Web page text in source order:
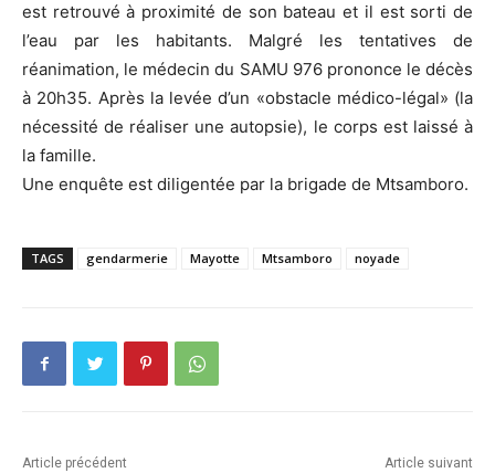
est retrouvé à proximité de son bateau et il est sorti de
l’eau par les habitants. Malgré les tentatives de
réanimation, le médecin du SAMU 976 prononce le décès
à 20h35. Après la levée d’un «obstacle médico-légal» (la
nécessité de réaliser une autopsie), le corps est laissé à
la famille.
Une enquête est diligentée par la brigade de Mtsamboro.
TAGS gendarmerie Mayotte Mtsamboro noyade
Article précédent Article suivant